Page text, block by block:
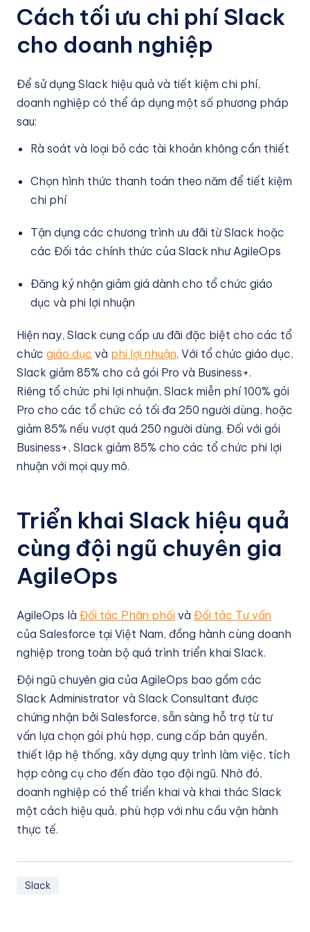
Cách tối ưu chi phí Slack
cho doanh nghiệp
Để sử dụng Slack hiệu quả và tiết kiệm chi phí,
doanh nghiệp có thể áp dụng một số phương pháp
sau:
Rà soát và loại bỏ các tài khoản không cần thiết
Chọn hình thức thanh toán theo năm để tiết kiệm
chi phí
Tận dụng các chương trình ưu đãi từ Slack hoặc
các Đối tác chính thức của Slack như AgileOps
Đăng ký nhận giảm giá dành cho tổ chức giáo
dục và phi lợi nhuận
Hiện nay, Slack cung cấp ưu đãi đặc biệt cho các tổ
chức giáo dục và phi lợi nhuận. Với tổ chức giáo dục,
Slack giảm 85% cho cả gói Pro và Business+.
Riêng tổ chức phi lợi nhuận, Slack miễn phí 100% gói
Pro cho các tổ chức có tối đa 250 người dùng, hoặc
giảm 85% nếu vượt quá 250 người dùng. Đối với gói
Business+, Slack giảm 85% cho các tổ chức phi lợi
nhuận với mọi quy mô.
Triển khai Slack hiệu quả
cùng đội ngũ chuyên gia
AgileOps
AgileOps là Đối tác Phân phối và Đối tác Tư vấn
của Salesforce tại Việt Nam, đồng hành cùng doanh
nghiệp trong toàn bộ quá trình triển khai Slack.
Đội ngũ chuyên gia của AgileOps bao gồm các
Slack Administrator và Slack Consultant được
chứng nhận bởi Salesforce, sẵn sàng hỗ trợ từ tư
vấn lựa chọn gói phù hợp, cung cấp bản quyền,
thiết lập hệ thống, xây dựng quy trình làm việc, tích
hợp công cụ cho đến đào tạo đội ngũ. Nhờ đó,
doanh nghiệp có thể triển khai và khai thác Slack
một cách hiệu quả, phù hợp với nhu cầu vận hành
thực tế.
Slack